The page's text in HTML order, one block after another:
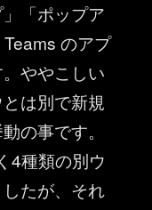
「ポップア
のアプ
ややこしい
は別で新規
の事です。
4種類の別ウ
たが、それ